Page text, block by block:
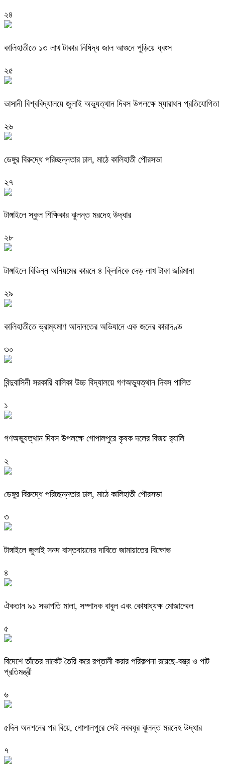
২৪
কালিহাতীতে ১৩ লাখ টাকার নিষিদ্ধ জাল আগুনে পুড়িয়ে ধ্বংস
২৫
ভাসানী বিশ্ববিদ্যালয়ে জুলাই অভ্যুত্থান দিবস উপলক্ষে ম্যারাথন প্রতিযোগিতা
২৬
ডেঙ্গুর বিরুদ্ধে পরিচ্ছন্নতার ঢাল, মাঠে কালিহাতী পৌরসভা
২৭
টাঙ্গাইলে স্কুল শিক্ষিকার ঝুলন্ত মরদেহ উদ্ধার
২৮
টাঙ্গাইলে বিভিন্ন অনিয়মের কারনে ৪ ক্লিনিকে দেড় লাখ টাকা জরিমানা
২৯
কালিহাতীতে ভ্রাম্যমাণ আদালতের অভিযানে এক জনের কারাদণ্ড
৩০
বিন্দুবাসিনী সরকারি বালিকা উচ্চ বিদ্যালয়ে গণঅভ্যুত্থান দিবস পালিত
১
গণঅভ্যুত্থান দিবস উপলক্ষে গোপালপুরে কৃষক দলের বিজয় র‍্যালি
২
ডেঙ্গুর বিরুদ্ধে পরিচ্ছন্নতার ঢাল, মাঠে কালিহাতী পৌরসভা
৩
টাঙ্গাইলে জুলাই সনদ বাস্তবায়নের দাবিতে জামায়াতের বিক্ষোভ
৪
ঐকতান ৯১ সভাপতি মালা, সম্পাদক বাবুল এবং কোষাধ্যক্ষ মোজাম্মেল
৫
বিদেশে তাঁতের মার্কেট তৈরি করে রপ্তানী করার পরিকল্পনা রয়েছে-বস্ত্র ও পাট
প্রতিমন্ত্রী
৬
৫দিন অনশনের পর বিয়ে, গোপালপুরে সেই নববধূর ঝুলন্ত মরদেহ উদ্ধার
৭